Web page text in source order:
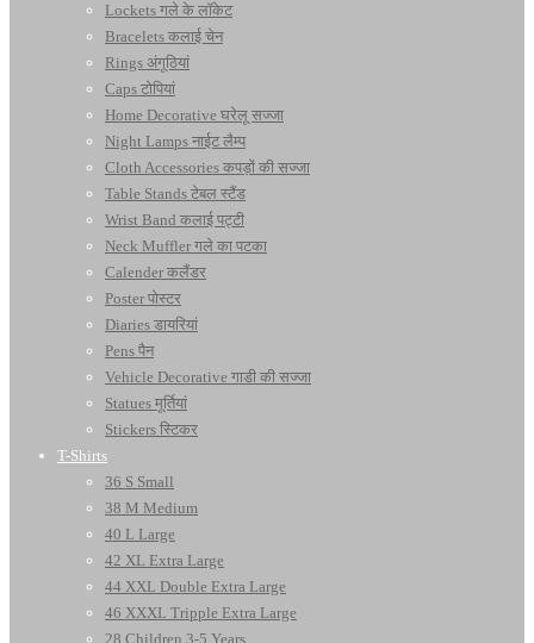
Lockets गले के लॉकेट
Bracelets कलाई चेन
Rings अंगूठियां
Caps टोपियां
Home Decorative घरेलू सज्जा
Night Lamps नाईट लैम्प
Cloth Accessories कपड़ों की सज्जा
Table Stands टेबल स्टैंड
Wrist Band कलाई पट्टी
Neck Muffler गले का पटका
Calender कलैंडर
Poster पोस्टर
Diaries डायरियां
Pens पैन
Vehicle Decorative गाडी की सज्जा
Statues मूर्तियां
Stickers स्टिकर
T-Shirts
36 S Small
38 M Medium
40 L Large
42 XL Extra Large
44 XXL Double Extra Large
46 XXXL Tripple Extra Large
28 Children 3-5 Years